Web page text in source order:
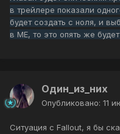
в трейлере показали
будет создать с ноля, и
в ME, то это опять же
Один_из_них
Опубликовано: 11
Ситуация с Fallout, я бы